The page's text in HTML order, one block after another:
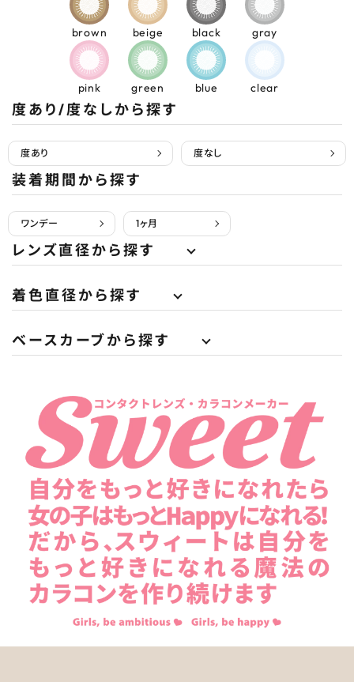
brown beige black gray
pink green blue clear
度あり/度なしから探す
度あり 度なし
装着期間から探す
ワンデー 1ヶ月
レンズ直径から探す
着色直径から探す
ベースカーブから探す